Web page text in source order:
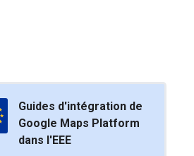
Guides d'intégration de
Google Maps Platform
dans l'EEE